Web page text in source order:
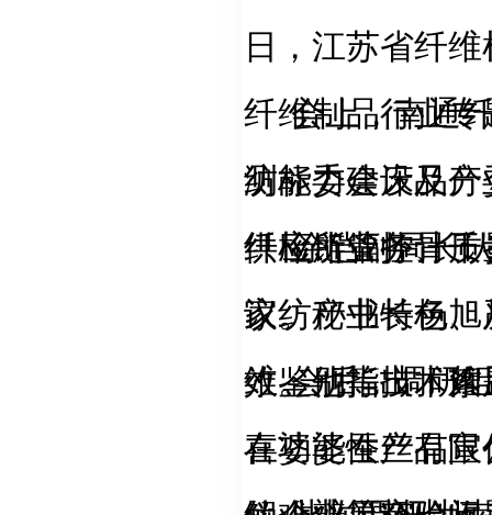
日，江苏省纤
纤维制品行业
纺标委会床品
纤检所业务骨干
会上，南通
测能力建设及
供应链管控、
议。秘书长杨
维鉴别等技术难
徐恺副局长
家纺产业特色
效。他指出，
在功能性产品
会后，调研
喜婆婆蚕丝有